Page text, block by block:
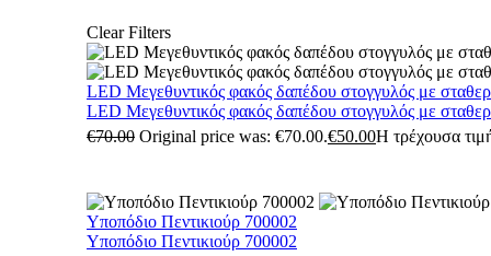
Clear Filters
LED Μεγεθυντικός φακός δαπέδου στογγυλός με
LED Μεγεθυντικός φακός δαπέδου στογγυλός με
€70.00 Original price was: €70.00.€50.00Η τρέχουσα
Υποπόδιο Πεντικιούρ 700002
Υποπόδιο Πεντικιούρ 700002